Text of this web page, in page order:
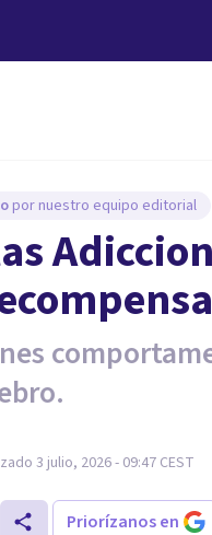
por nuestro equipo editorial
3 julio, 2026 - 09:47 CEST
Priorízanos en